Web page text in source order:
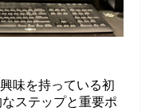
味を持っている初
ステップと重要ポ